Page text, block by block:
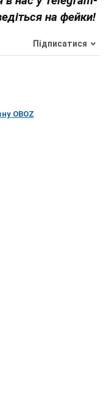
на фейки!
Підписатися
OBOZ